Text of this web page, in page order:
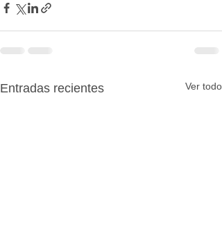
Entradas recientes Ver todo